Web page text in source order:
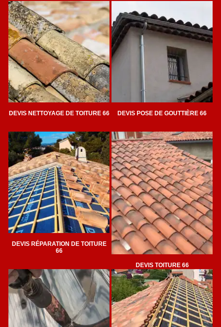
DEVIS NETTOYAGE DE TOITURE 66 DEVIS POSE DE GOUTTIÈRE 66
DEVIS RÉPARATION DE TOITURE
66
DEVIS TOITURE 66